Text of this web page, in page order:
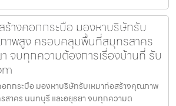
ร้างคอกกระบือ มองหาบริษัทรับ
าพสูง ครอบคลุมพื้นที่สมุทรสาคร
จบทุกความต้องการเรื่องบ้านที่ รับ
กกระบือ มองหาบริษัทรับเหมาก่อสร้างคุณภาพ
าคร นนทบุรี และอยุธยา จบทุกความต